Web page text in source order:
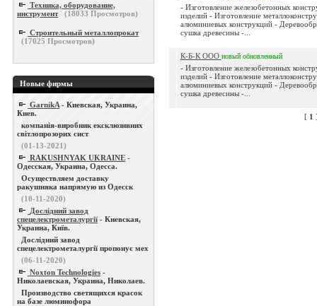
Техника, оборудование,
инструмент
(18033 Просмотров)
Строительный металлопрокат
(17025 Просмотров)
Новые фирмы
GarnikA - Киевская, Украина,
Киев.
компанія-виробник ексклюзивних
світлопрозорих сист
(01-13-2021)
RAKUSHNYAK UKRAINE -
Одесская, Украина, Одесса.
Осуществляем доставку
ракушняка напрямую из Одесск
(10-11-2020)
Дослідний завод
спецелектрометалургії - Киевская,
Украина, Київ.
Дослідний завод
спецелектрометалургії пропонує мех
(06-11-2020)
Noxton Technologies -
Николаевская, Украина, Николаев.
Производство светящихся красок
на базе люминофора
- Изготовление железобетонных
изделий - Изготовление
алюминиевых конструкций -
сушка древесины -...
К-Б-К ООО новый обновленный
- Изготовление железобетонных
изделий - Изготовление
алюминиевых конструкций -
сушка древесины -...
[ 1